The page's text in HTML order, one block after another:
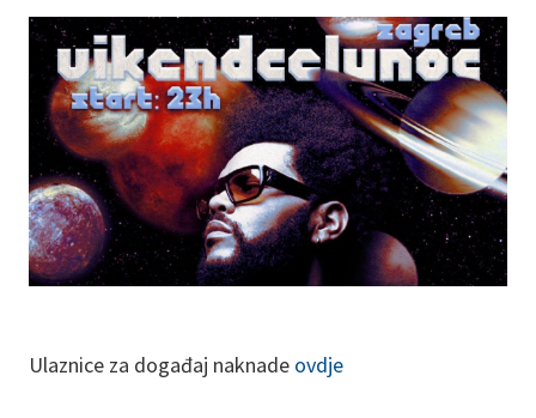
Ulaznice za događaj naknade ovdje